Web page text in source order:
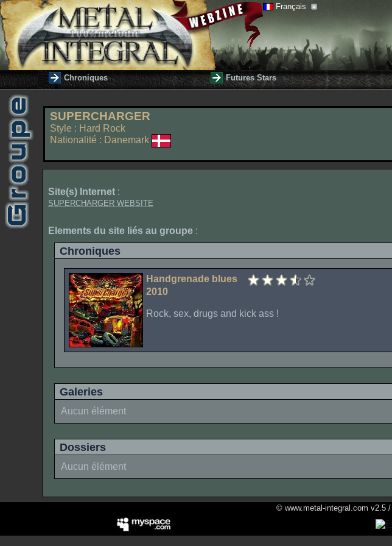
Français
Chroniques Futures Stars
SUPERCHARGER
Style : Hard Rock
Nationalité : Danemark
Site(s) Internet :
SUPERCHARGER WEBSITE
Elements du site liés au groupe :
Chroniques
Handgrenade blues
2010
Rock, sex, drugs and kick ass !
Galeries
Aucun élément
Dossiers
Aucun élément
© www.metal-integral.com v2.5